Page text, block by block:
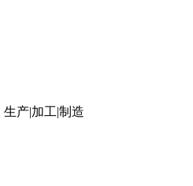
生产|加工|制造